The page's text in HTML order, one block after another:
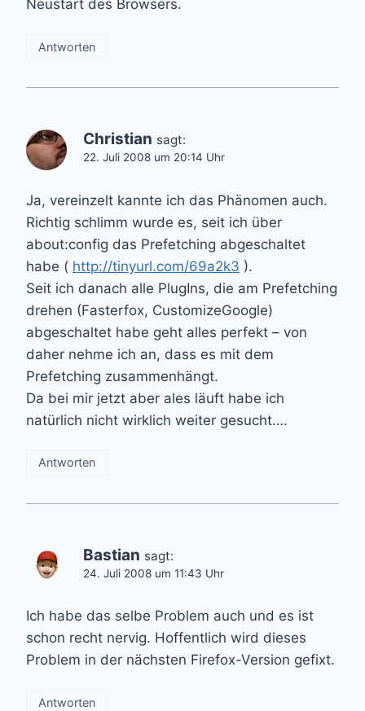
Neustart des Browsers.
Antworten
Christian sagt:
22. Juli 2008 um 20:14 Uhr
Ja, vereinzelt kannte ich das Phänomen auch.
Richtig schlimm wurde es, seit ich über
about:config das Prefetching abgeschaltet
habe ( http://tinyurl.com/69a2k3 ).
Seit ich danach alle PlugIns, die am Prefetching
drehen (Fasterfox, CustomizeGoogle)
abgeschaltet habe geht alles perfekt – von
daher nehme ich an, dass es mit dem
Prefetching zusammenhängt.
Da bei mir jetzt aber ales läuft habe ich
natürlich nicht wirklich weiter gesucht….
Antworten
Bastian sagt:
24. Juli 2008 um 11:43 Uhr
Ich habe das selbe Problem auch und es ist
schon recht nervig. Hoffentlich wird dieses
Problem in der nächsten Firefox-Version gefixt.
Antworten